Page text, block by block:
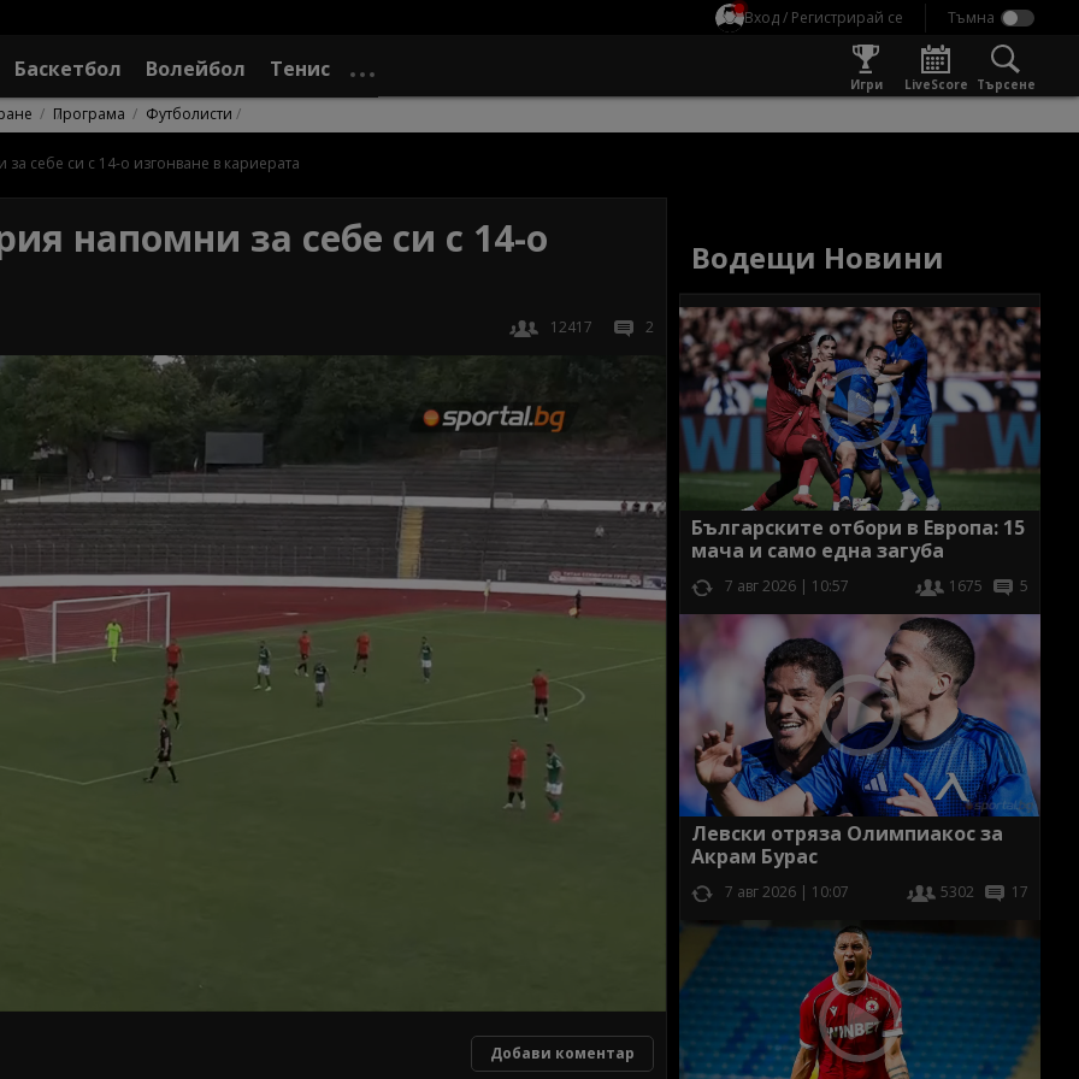
Вход / Регистрирай се
Баскетбол Волейбол Тенис
Игри LiveScore Търсене
Програма Футболисти
себе си с 14-о изгонване в кариерата
напомни за себе си с 14-о
12417 2
Добави коментар
Водещи Новини
Българските отбори в Европа: 15
мача и само една загуба
7 авг 2026 | 10:57 1675 5
Левски отряза Олимпиакос за
Акрам Бурас
7 авг 2026 | 10:07 5302 17